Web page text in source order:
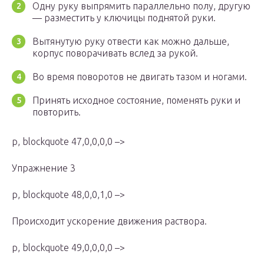
Одну руку выпрямить параллельно полу, другую
— разместить у ключицы поднятой руки.
Вытянутую руку отвести как можно дальше,
корпус поворачивать вслед за рукой.
Во время поворотов не двигать тазом и ногами.
Принять исходное состояние, поменять руки и
повторить.
p, blockquote 47,0,0,0,0 –>
Упражнение 3
p, blockquote 48,0,0,1,0 –>
Происходит ускорение движения раствора.
p, blockquote 49,0,0,0,0 –>